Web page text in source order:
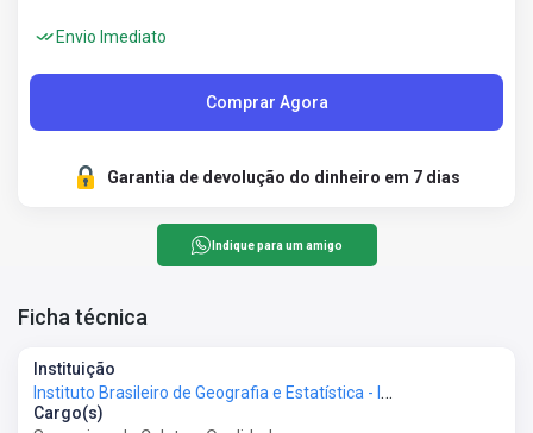
Envio Imediato
Comprar Agora
Garantia de devolução do dinheiro em 7 dias
Indique para um amigo
Ficha técnica
Instituição
Instituto Brasileiro de Geografia e Estatística - IBGE
Cargo(s)